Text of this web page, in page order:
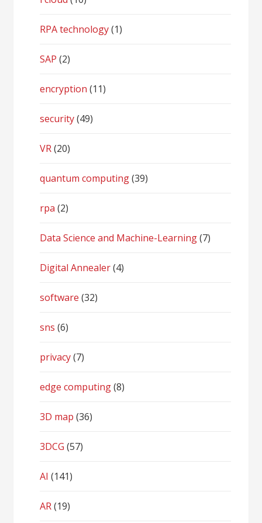
RPA technology(1)
SAP (2)
encryption (11)
security(49)
VR(20)
quantum computing(39)
rpa (2)
Data Science and Machine-Learning(7)
Digital Annealer(4)
software (32)
sns (6)
privacy(7)
edge computing(8)
3D map (36)
3DCG (57)
AI (141)
AR(19)